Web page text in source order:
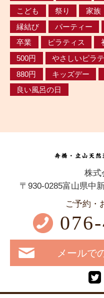
こども
祭り 家族
縁結び
パーティー
卒業
ピラティス
500円
やさしいピラ
880円
キッズデー
良い風呂の日
株式
〒930-0285富山県中
ご予約・
メールで